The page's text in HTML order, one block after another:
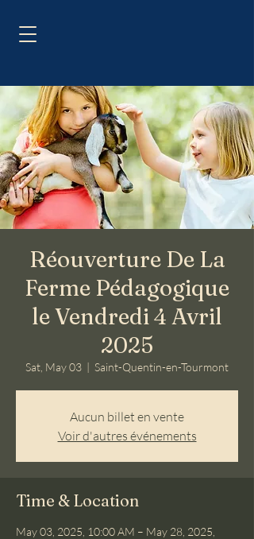
Réouverture De La
Ferme Pédagogique
le Vendredi 4 Avril
2025
Sat, May 03
  |
Saint-Quentin-en-Tourmont
Aucun billet en vente
Voir d'autres événements
Time & Location
May 03, 2025, 10:00 AM – May 28, 2025,